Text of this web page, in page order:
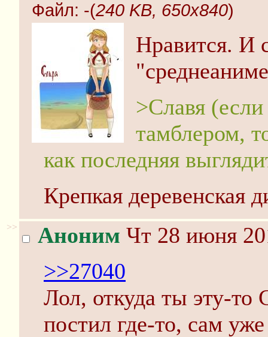
Файл: -(240 KB, 650x840)
Нравится. И
>Славя
тамблером,
как последняя
Крепкая деревенская
>> Аноним Чт 28 июня
>>27040
Лол, откуда ты эту-
постил где-то, сам